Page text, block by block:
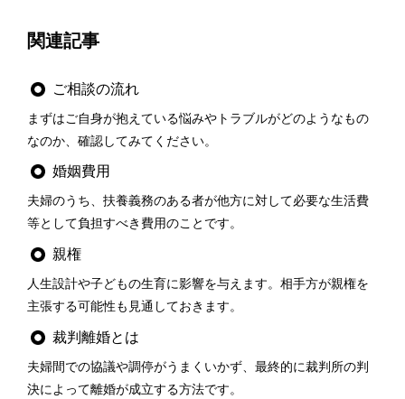
関連記事
ご相談の流れ
まずはご自身が抱えている悩みやトラブルがどのようなもの
なのか、確認してみてください。
婚姻費用
夫婦のうち、扶養義務のある者が他方に対して必要な生活費
等として負担すべき費用のことです。
親権
人生設計や子どもの生育に影響を与えます。相手方が親権を
主張する可能性も見通しておきます。
裁判離婚とは
夫婦間での協議や調停がうまくいかず、最終的に裁判所の判
決によって離婚が成立する方法です。